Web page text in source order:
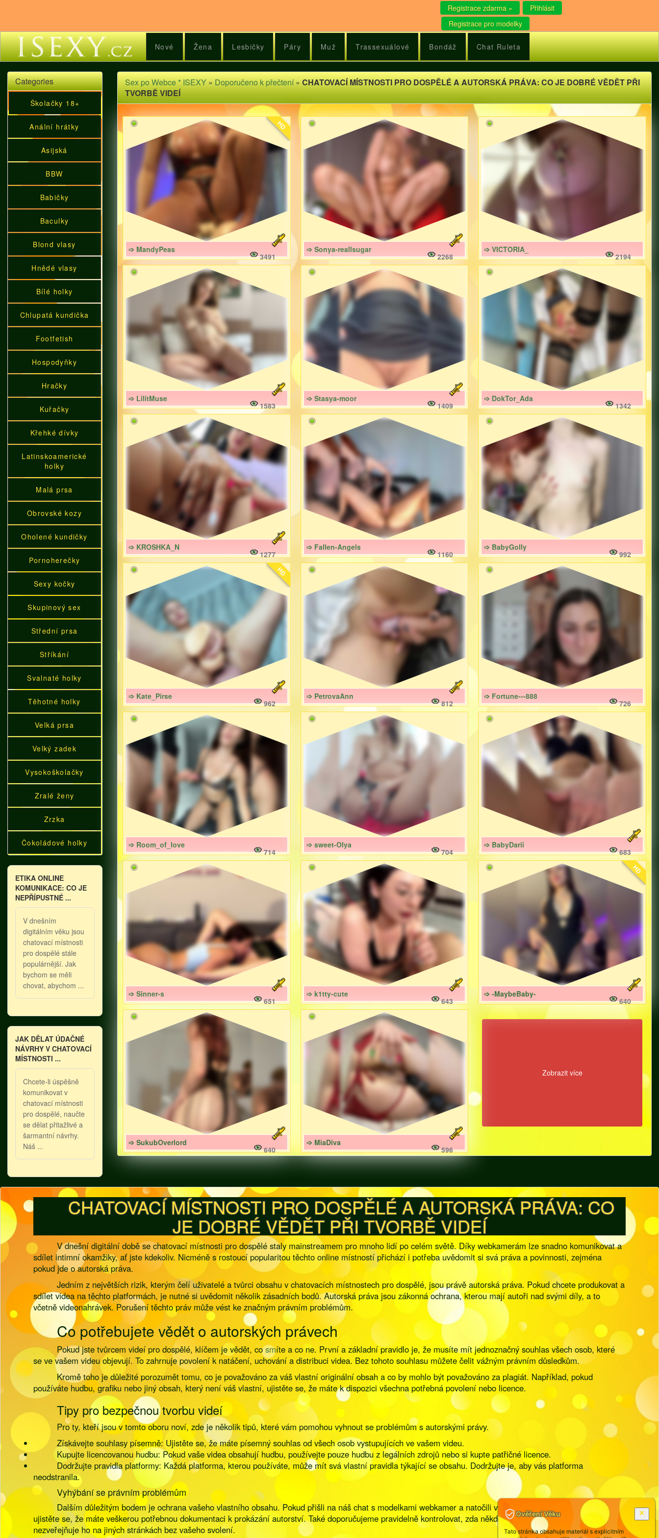
Registrace zdarma »
Přihlásit
Registrace pro modelky
Nové Žena Lesbičky Páry Muž Trassexuálové Bondáž Chat Ruleta
Categories
Školačky 18+
Anální hrátky
Asijská
BBW
Babičky
Baculky
Blond vlasy
Hnědé vlasy
Bílé holky
Chlupatá kundička
Footfetish
Hospodyňky
Hračky
Kuřačky
Křehké dívky
Latinskoamerické
holky
Malá prsa
Obrovské kozy
Oholené kundičky
Pornoherečky
Sexy kočky
Skupinový sex
Střední prsa
Stříkání
Svalnaté holky
Těhotné holky
Velká prsa
Velký zadek
Vysokoškolačky
Zralé ženy
Zrzka
Čokoládové holky
ETIKA ONLINE
KOMUNIKACE: CO JE
NEPŘÍPUSTNÉ ...
V dnešním
digitálním věku jsou
chatovací místnosti
pro dospělé stále
populárnější. Jak
bychom se měli
chovat, abychom ...
JAK DĚLAT ÚDAČNÉ
NÁVRHY V CHATOVACÍ
MÍSTNOSTI ...
Chcete-li úspěšně
komunikovat v
chatovací místnosti
pro dospělé, naučte
se dělat přitažlivé a
šarmantní návrhy.
Náš ...
Sex po Webce * ISEXY»Doporučeno k přečtení»CHATOVACÍ MÍSTNOSTI PRO DOSPĚLÉ A AUTORSKÁ PRÁVA: CO JE DOBRÉ VĚDĚT PŘI
TVORBĚ VIDEÍ
HD
➩ MandyPeas
3491
➩ Sonya-reallsugar
2268
➩ VICTORIA_
2194
➩ LilitMuse
1583
➩ Stasya-moor
1409
➩ DokTor_Ada
1342
➩ KROSHKA_N
1277
➩ Fallen-Angels
1160
➩ BabyGolly
992
HD
➩ Kate_Pirse
962
➩ PetrovaAnn
812
➩ Fortune---888
726
➩ Room_of_love
714
➩ sweet-Olya
704
➩ BabyDarii
683
➩ Sinner-s
651
➩ k1tty-cute
643
HD
➩ -MaybeBaby-
640
➩ SukubOverlord
640
➩ MiaDiva
596
Zobrazit více
CHATOVACÍ MÍSTNOSTI PRO DOSPĚLÉ A AUTORSKÁ PRÁVA: CO
JE DOBRÉ VĚDĚT PŘI TVORBĚ VIDEÍ
V dnešní digitální době se chatovací místnosti pro dospělé staly mainstreamem pro mnoho lidí po celém světě. Díky webkamerám lze snadno komunikovat a
sdílet intimní okamžiky, ať jste kdekoliv. Nicméně s rostoucí popularitou těchto online místností přichází i potřeba uvědomit si svá práva a povinnosti, zejména
pokud jde o autorská práva.
Jedním z největších rizik, kterým čelí uživatelé a tvůrci obsahu v chatovacích místnostech pro dospělé, jsou právě autorská práva. Pokud chcete produkovat a
sdílet videa na těchto platformách, je nutné si uvědomit několik zásadních bodů. Autorská práva jsou zákonná ochrana, kterou mají autoři nad svými díly, a to
včetně videonahrávek. Porušení těchto práv může vést ke značným právním problémům.
Co potřebujete vědět o autorských právech
Pokud jste tvůrcem videí pro dospělé, klíčem je vědět, cosmíte a co ne. První a základní pravidlo je, že musíte mít jednoznačný souhlas všech osob, které
se ve vašem videu objevují. To zahrnuje povolení k natáčení, uchování a distribuci videa. Bez tohoto souhlasu můžete čelit vážným právním důsledkům.
Kromě toho je důležité porozumět tomu, co je považováno za váš vlastní originální obsah a co by mohlo být považováno za plagiát. Například, pokud
používáte hudbu, grafiku nebo jiný obsah, který není váš vlastní, ujistěte se, že máte k dispozici všechna potřebná povolení nebo licence.
Tipy pro bezpečnou tvorbu videí
Pro ty, kteří jsou v tomto oboru noví, zde je několik tipů, které vám pomohou vyhnout se problémům s autorskými právy.
Získávejte souhlasy písemně: Ujistěte se, že máte písemný souhlas od všech osob vystupujících ve vašem videu.
Kupujte licencovanou hudbu: Pokud vaše videa obsahují hudbu, používejte pouze hudbu z legálních zdrojů nebo si kupte patřičné licence.
Dodržujte pravidla platformy: Každá platforma, kterou používáte, může mít svá vlastní pravidla týkající se obsahu. Dodržujte je, aby vás platforma
neodstranila.
Vyhýbání se právním problémům
Dalším důležitým bodem je ochrana vašeho vlastního obsahu. Pokud přišli na náš chat s modelkami webkamer a natočili vlastní videa, která chcete sdílet,
ujistěte se, že máte veškerou potřebnou dokumentaci k prokázání autorství. Také doporučujeme pravidelně kontrolovat, zda někdo nekrade váš obsah a
nezveřejňuje ho na jiných stránkách bez vašeho svolení.
Ověření Věku
Tato stránka obsahuje materiál s explicitním